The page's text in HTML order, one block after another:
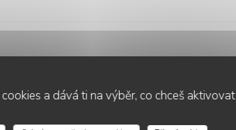
a dává ti na výběr, co chceš aktivovat